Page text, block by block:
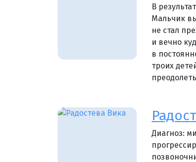
В
Мальчик
не стал
и вечно
в
троих
Диагноз: